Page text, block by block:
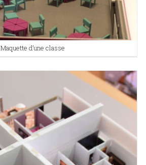
Maquette d’une classe